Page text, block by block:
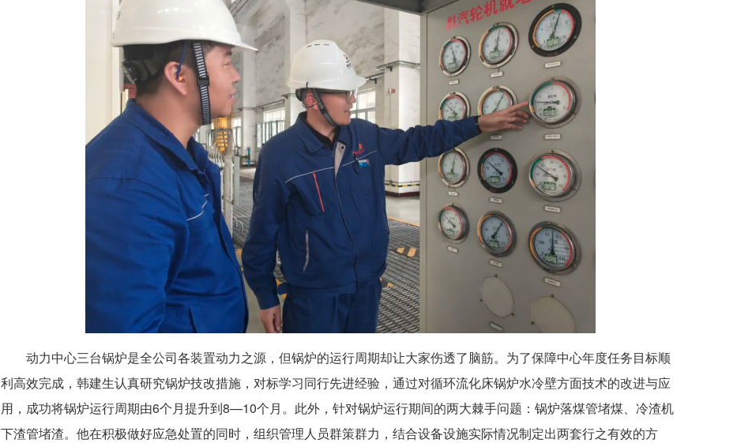
动力中心三台锅炉是全公司各装置动力之源，但锅炉的运行周期却让大家伤透了脑筋。为了保障中心年度任务目标顺
利高效完成，韩建生认真研究锅炉技改措施，对标学习同行先进经验，通过对循环流化床锅炉水冷壁方面技术的改进与应
用，成功将锅炉运行周期由6个月提升到8—10个月。此外，针对锅炉运行期间的两大棘手问题：锅炉落煤管堵煤、冷渣机
下渣管堵渣。他在积极做好应急处置的同时，组织管理人员群策群力，结合设备设施实际情况制定出两套行之有效的方